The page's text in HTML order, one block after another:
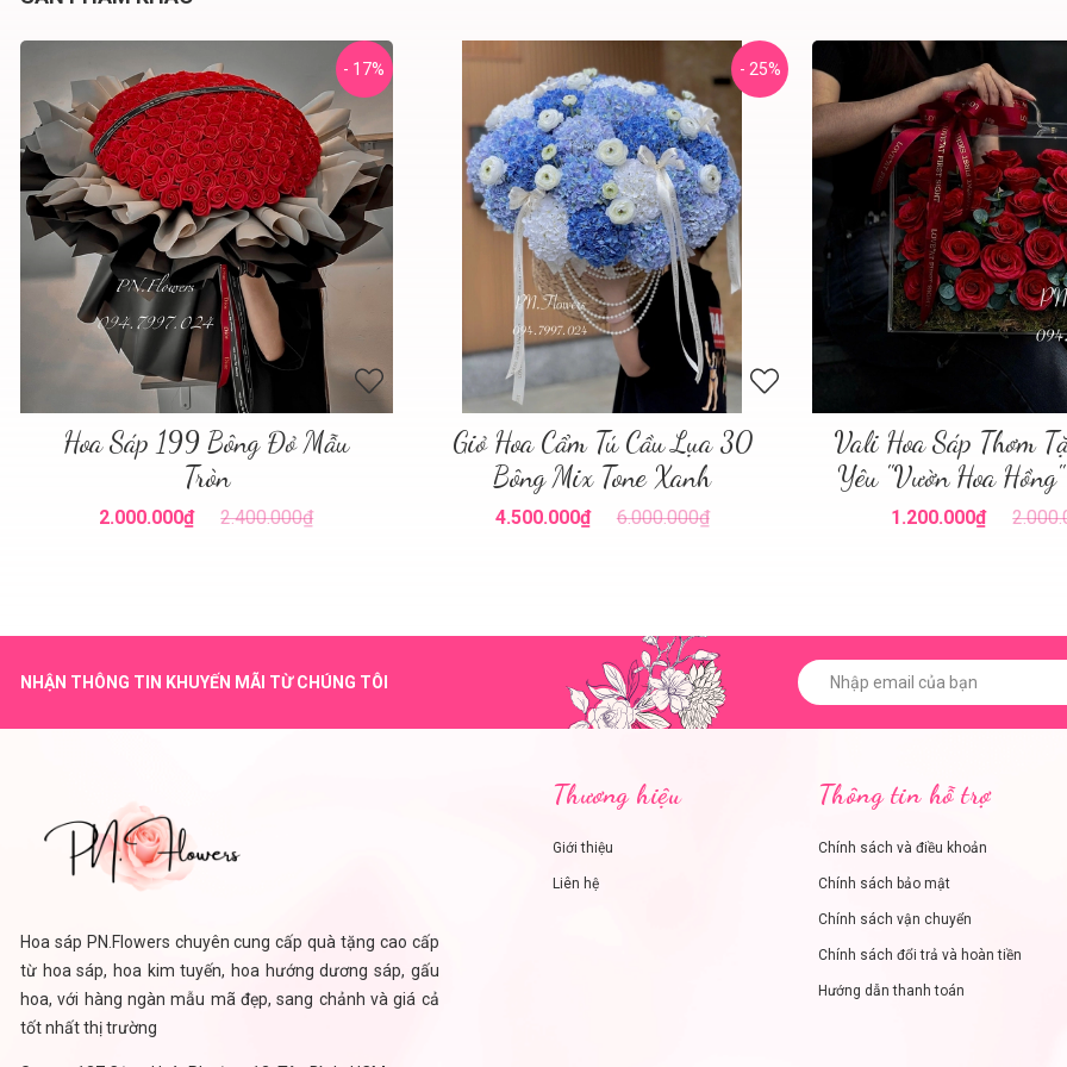
- 17%
Hoa Sáp 199 Bông Đỏ Mẫu
Tròn
2.000.000₫ 2.400.000₫
- 25%
Giỏ Hoa Cẩm Tú Cầu Lụa 30
Bông Mix Tone Xanh
4.500.000₫ 6.000.000₫
Vali Hoa Sáp Thơm
Yêu "Vườn Hoa
1.200.000₫
NHẬN THÔNG TIN KHUYẾN MÃI TỪ CHÚNG TÔI
Hoa sáp PN.Flowers chuyên cung cấp quà tặng cao cấp
từ hoa sáp, hoa kim tuyến, hoa hướng dương sáp, gấu
hoa, với hàng ngàn mẫu mã đẹp, sang chảnh và giá cả
tốt nhất thị trường
Thương hiệu
Giới thiệu
Liên hệ
Thông tin hỗ trợ
Chính sách và điều khoản
Chính sách bảo mật
Chính sách vận chuyển
Chính sách đổi trả và hoàn tiền
Hướng dẫn thanh toán